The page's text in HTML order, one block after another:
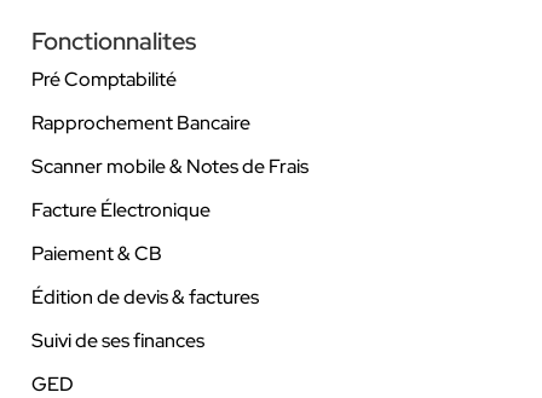
Fonctionnalites
Pré Comptabilité
Rapprochement Bancaire
Scanner mobile & Notes de Frais
Facture Électronique
Paiement & CB
Édition de devis & factures
Suivi de ses finances
GED